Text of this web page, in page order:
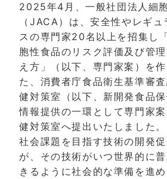
2025年4月、一般社団法人細
（JACA）は、安全性やレギ
スの専門家20名以上を招集し
胞性食品のリスク評価及び管
え方」（以下、専門家案）を
た、消費者庁食品衛生基準審
健対策室（以下、新開発食品
情報提供の一環として専門家
健対策室へ提出いたしました。
社会課題を目指す技術の開発
が、その技術がいつ世界的に
きるように社会的な準備を進